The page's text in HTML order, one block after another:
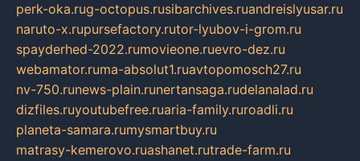
perk-oka.rug-octopus.rusibarchives.ruandreislyusar.ru
naruto-x.rupursefactory.rutor-lyubov-i-grom.ru
spayderhed-2022.rumovieone.ruevro-dez.ru
webamator.ruma-absolut1.ruavtopomosch27.ru
nv-750.runews-plain.runertansaga.rudelanalad.ru
dizfiles.ruyoutubefree.ruaria-family.ruroadli.ru
planeta-samara.rumysmartbuy.ru
matrasy-kemerovo.ruashanet.rutrade-farm.ru